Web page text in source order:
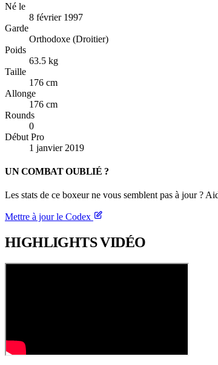
Né le
8 février 1997
Garde
Orthodoxe (Droitier)
Poids
63.5 kg
Taille
176 cm
Allonge
176 cm
Rounds
0
Début Pro
1 janvier 2019
UN COMBAT OUBLIÉ ?
Les stats de ce boxeur ne vous semblent pas à jour ?
Mettre à jour le Codex
HIGHLIGHTSVIDÉO